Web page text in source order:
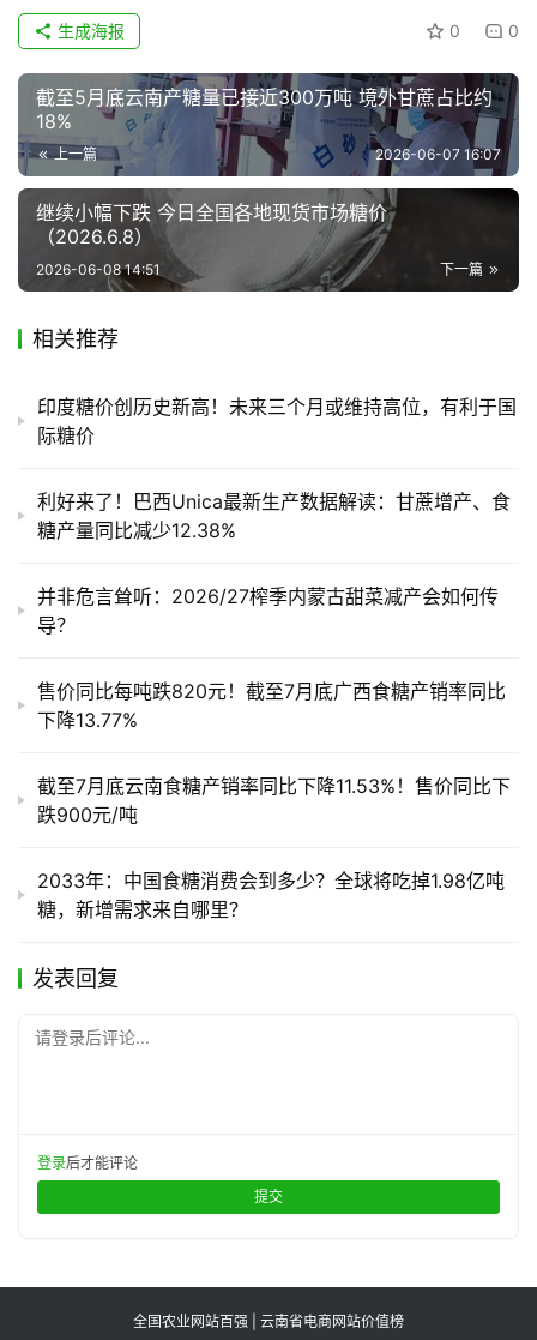
销
储
运
0 0
生成海报
截至5月底云南产糖量已接近300万吨 境外甘蔗占比约
18%
上一篇 2026-06-07 16:07
继续小幅下跌 今日全国各地现货市场糖价
（2026.6.8）
下一篇
2026-06-08 14:51
相关推荐
印度糖价创历史新高！未来三个月或维持高位，有利于国
际糖价
利好来了！巴西Unica最新生产数据解读：甘蔗增产、食
糖产量同比减少12.38%
并非危言耸听：2026/27榨季内蒙古甜菜减产会如何传
导？
售价同比每吨跌820元！截至7月底广西食糖产销率同比
下降13.77%
截至7月底云南食糖产销率同比下降11.53%！售价同比下
跌900元/吨
2033年：中国食糖消费会到多少？全球将吃掉1.98亿吨
糖，新增需求来自哪里？
发表回复
请登录后评论...
登录后才能评论
提交
全国农业网站百强 | 云南省电商网站价值榜